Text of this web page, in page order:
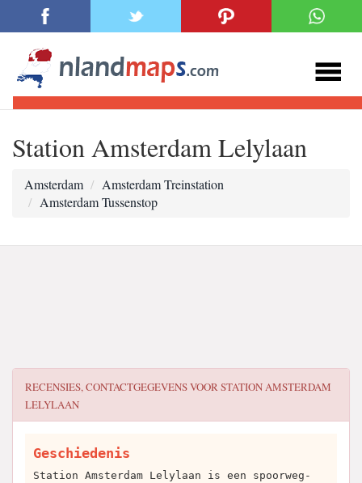
Station Amsterdam Lelylaan
Amsterdam
Amsterdam Treinstation
Amsterdam Tussenstop
RECENSIES, CONTACTGEGEVENS VOORSTATION AMSTERDAM
LELYLAAN
Geschiedenis
Station Amsterdam Lelylaan is een spoorweg-